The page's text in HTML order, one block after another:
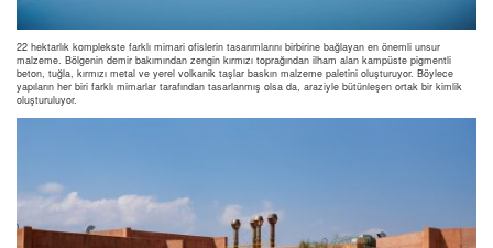
22 hektarlık komplekste farklı mimari ofislerin tasarımlarını birbirine bağlayan en önemli unsur
malzeme. Bölgenin demir bakımından zengin kırmızı toprağından ilham alan kampüste pigmentli
beton, tuğla, kırmızı metal ve yerel volkanik taşlar baskın malzeme paletini oluşturuyor. Böylece
yapıların her biri farklı mimarlar tarafından tasarlanmış olsa da, araziyle bütünleşen ortak bir kimlik
oluşturuluyor.